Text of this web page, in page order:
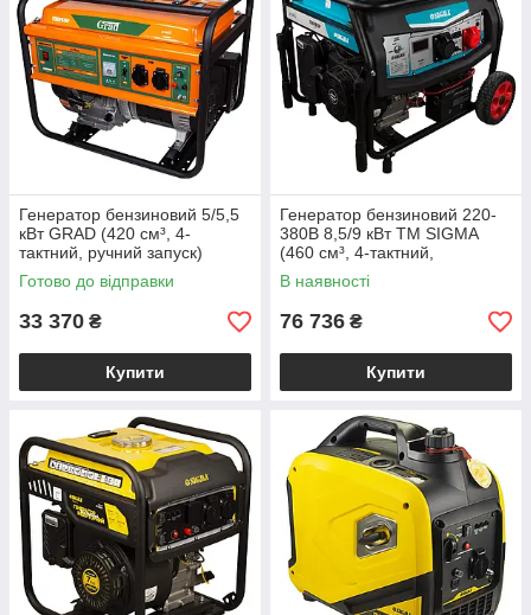
Генератор бензиновий 5/5,5
кВт GRAD (420 см³, 4-
тактний, ручний запуск)
електрогенератор для дому
Готово до відправки
33 370 ₴
Купити
Генератор бензиновий 220-
380В 8,5/9 кВт ТМ SIGMA
(460 см³, 4-тактний,
електрозапуск)
електрогенератор
В наявності
76 736 ₴
Купити